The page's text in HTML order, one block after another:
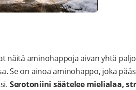
näitä aminohappoja aivan yhtä
Se on ainoa aminohappo, joka
Serotoniini säätelee mielialaa,